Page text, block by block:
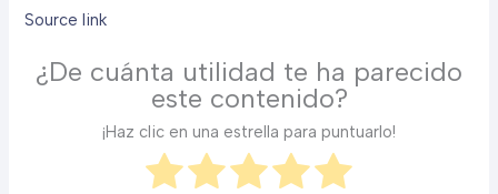
Source link
¿De cuánta utilidad te ha parecido
este contenido?
¡Haz clic en una estrella para puntuarlo!